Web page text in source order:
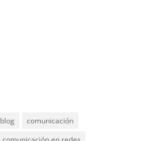
blog
comunicación